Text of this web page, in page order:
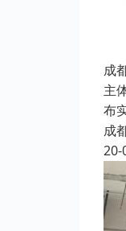
成
主
布
成
20-